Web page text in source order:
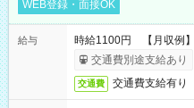
WEB登録・面接OK
給与
時給1100円 【月収例
交通費別途支給あり
交通費 交通費支給有り